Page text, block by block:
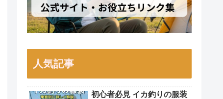
人気記事
初心者必見 イカ釣りの服装